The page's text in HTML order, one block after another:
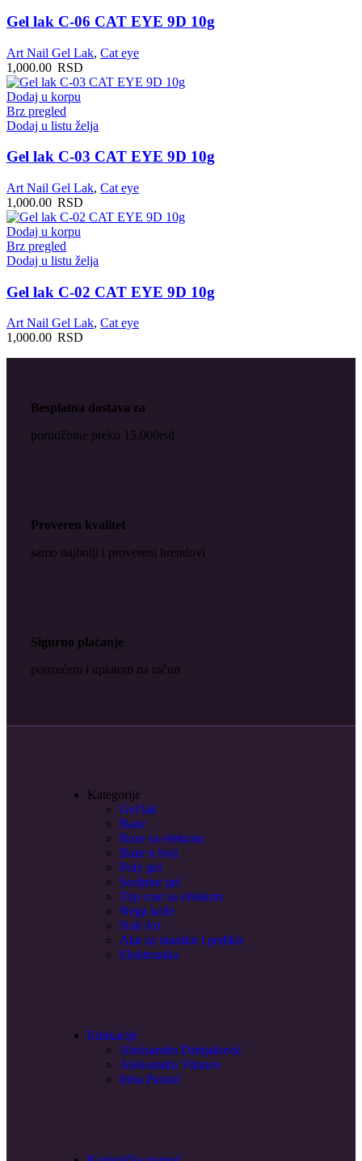
Gel lak C-06 CAT EYE 9D 10g
Art Nail Gel Lak, Cat eye
1,000.00 RSD
Dodaj u korpu
Brz pregled
Dodaj u listu želja
Gel lak C-03 CAT EYE 9D 10g
Art Nail Gel Lak, Cat eye
1,000.00 RSD
Dodaj u korpu
Brz pregled
Dodaj u listu želja
Gel lak C-02 CAT EYE 9D 10g
Art Nail Gel Lak, Cat eye
1,000.00 RSD
Besplatna dostava za
porudžbine preko 15.000rsd
Proveren kvalitet
samo najbolji i provereni brendovi
Sigurno plaćanje
pouzećem i uplatom na račun
Kategorije
Gel lak
Baze
Baze sa efektom
Baze u boji
Poly gel
Sculptor gel
Top coat sa efektom
Nega kože
Nail Art
Alat za manikir i pedikir
Elektronika
Edukacije
Aleksandra Drinjaković
Aleksandra Vitanov
Irina Paunić